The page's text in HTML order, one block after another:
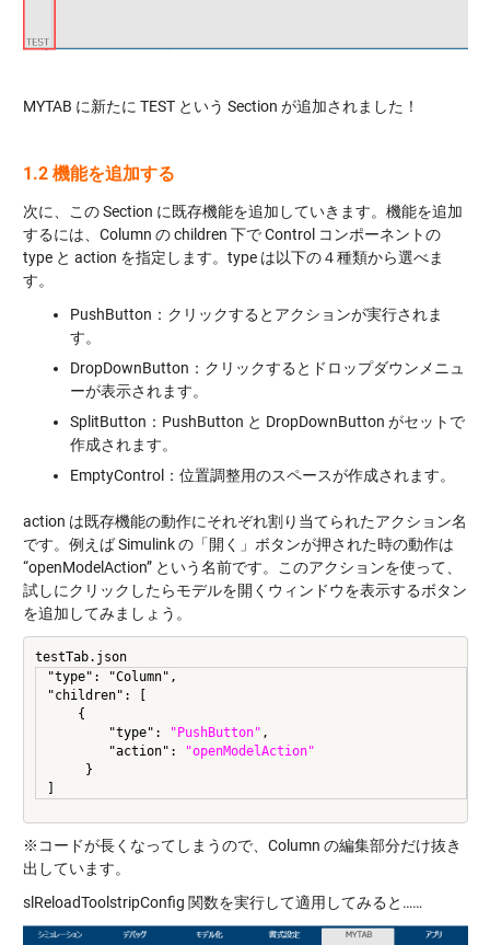
MYTAB に新たに TEST という Section が追加されました！
1.2 機能を追加する
次に、この Section に既存機能を追加していきます。機能を追加
するには、Column の children 下で Control コンポーネントの
type と action を指定します。type は以下の４種類から選べま
す。
PushButton：クリックするとアクションが実行されま
す。
DropDownButton：クリックするとドロップダウンメニュ
ーが表示されます。
SplitButton：PushButton と DropDownButton がセットで
作成されます。
EmptyControl：位置調整用のスペースが作成されます。
action は既存機能の動作にそれぞれ割り当てられたアクション名
です。例えば Simulink の「開く」ボタンが押された時の動作は
“openModelAction” という名前です。このアクションを使って、
試しにクリックしたらモデルを開くウィンドウを表示するボタン
を追加してみましょう。
testTab.json
"type": "Column",
"children": [
    {
        "type":
"PushButton" ,
        "action":
"openModelAction"
     }
※コードが長くなってしまうので、Column の編集部分だけ抜き
出しています。
slReloadToolstripConfig 関数を実行して適用してみると……